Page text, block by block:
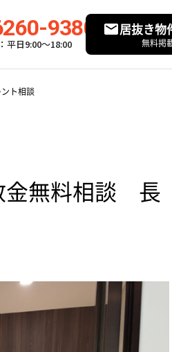
9380
平日9:00〜18:00
居抜き物
無料掲
ト相談
金無料相談 長